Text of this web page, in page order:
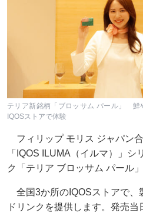
テリア新銘柄「ブロッサム パール」 鮮
IQOSストアで体験
フィリップ モリス ジャパン
「IQOS ILUMA（イルマ）」シ
ク「テリア ブロッサム パール
全国3か所のIQOSストアで、
ドリンクを提供します。発売